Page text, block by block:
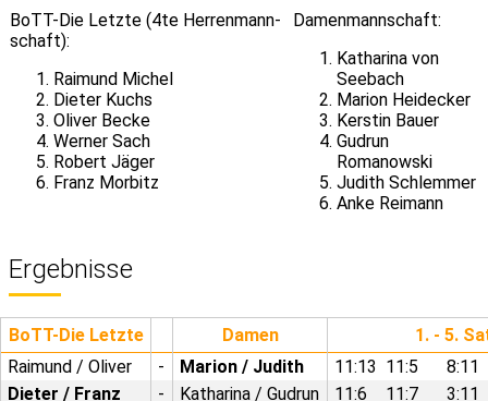
BoTT-Die Letzte (4te Herren­mann­
schaft):
Raimund Michel
Dieter Kuchs
Oliver Becke
Werner Sach
Robert Jäger
Franz Morbitz
Damen­mann­schaft:
Katharina von
Seebach
Marion Heidecker
Kerstin Bauer
Gudrun
Romanowski
Judith Schlemmer
Anke Reimann
Ergebnisse
BoTT-Die Letzte Damen
1. - 5.
Raimund / Oliver
- Marion / Judith 11:13 11:5
8:11
Dieter / Franz
- Katharina / Gudrun 11:6 11:7
3:11